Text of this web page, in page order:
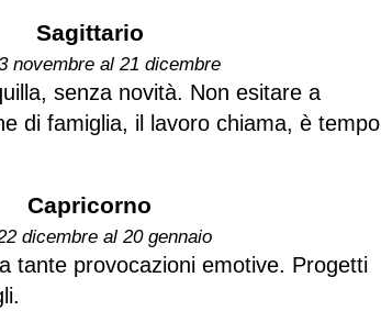
Sagittario
novembre al 21 dicembre
senza novità. Non esitare a
di famiglia, il lavoro chiama, è tempo
Capricorno
dicembre al 20 gennaio
tante provocazioni emotive. Progetti